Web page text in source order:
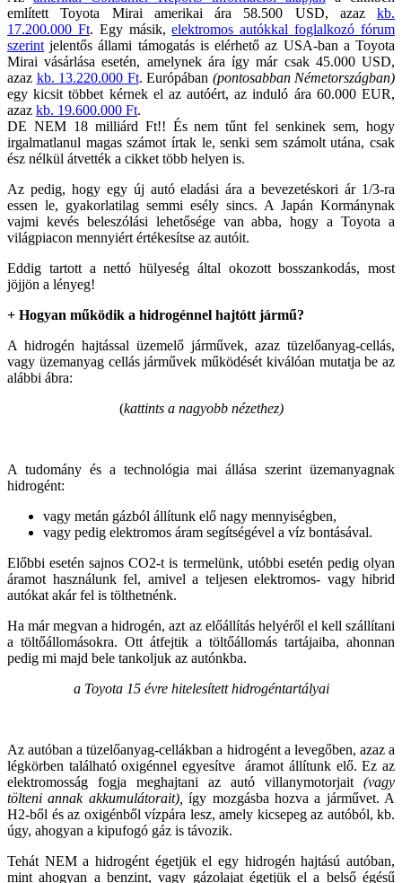
említett Toyota Mirai amerikai ára 58.500 USD, azaz kb.
17.200.000 Ft. Egy másik,elektromos autókkal foglalkozó fórum
szerint jelentős állami támogatás is elérhető az USA-ban a Toyota
Mirai vásárlása esetén, amelynek ára így már csak 45.000 USD,
azaz kb. 13.220.000 Ft. Európában (pontosabban Németországban)
egy kicsit többet kérnek el az autóért, az induló ára 60.000 EUR,
azaz kb. 19.600.000 Ft.
DE NEM 18 milliárd Ft!! És nem tűnt fel senkinek sem, hogy
irgalmatlanul magas számot írtak le, senki sem számolt utána, csak
ész nélkül átvették a cikket több helyen is.
Az pedig, hogy egy új autó eladási ára a bevezetéskori ár 1/3-ra
essen le, gyakorlatilag semmi esély sincs. A Japán Kormánynak
vajmi kevés beleszólási lehetősége van abba, hogy a Toyota a
világpiacon mennyiért értékesítse az autóit.
Eddig tartott a nettó hülyeség által okozott bosszankodás, most
jöjjön a lényeg!
+ Hogyan működik a hidrogénnel hajtótt jármű?
A hidrogén hajtással üzemelő járművek, azaz tüzelőanyag-cellás,
vagy üzemanyag cellás járművek működését kiválóan mutatja be az
alábbi ábra:
(kattints a nagyobb nézethez)
A tudomány és a technológia mai állása szerint üzemanyagnak
hidrogént:
vagy metán gázból állítunk elő nagy mennyiségben,
vagy pedig elektromos áram segítségével a víz bontásával.
Előbbi esetén sajnos CO2-t is termelünk, utóbbi esetén pedig olyan
áramot használunk fel, amivel a teljesen elektromos- vagy hibrid
autókat akár fel is tölthetnénk.
Ha már megvan a hidrogén, azt az előállítás helyéről el kell szállítani
a töltőállomásokra. Ott átfejtik a töltőállomás tartájaiba, ahonnan
pedig mi majd bele tankoljuk az autónkba.
a Toyota 15 évre hitelesített hidrogéntartályai
Az autóban a tüzelőanyag-cellákban a hidrogént a levegőben, azaz a
légkörben található oxigénnel egyesítve áramot állítunk elő. Ez az
elektromosság fogja meghajtani az autó villanymotorjait (vagy
tölteni annak akkumulátorait), így mozgásba hozva a járművet. A
H2-ből és az oxigénből vízpára lesz, amely kicsepeg az autóból, kb.
úgy, ahogyan a kipufogó gáz is távozik.
Tehát NEM a hidrogént égetjük el egy hidrogén hajtású autóban,
mint ahogyan a benzint, vagy gázolajat égetjük el a belső égésű